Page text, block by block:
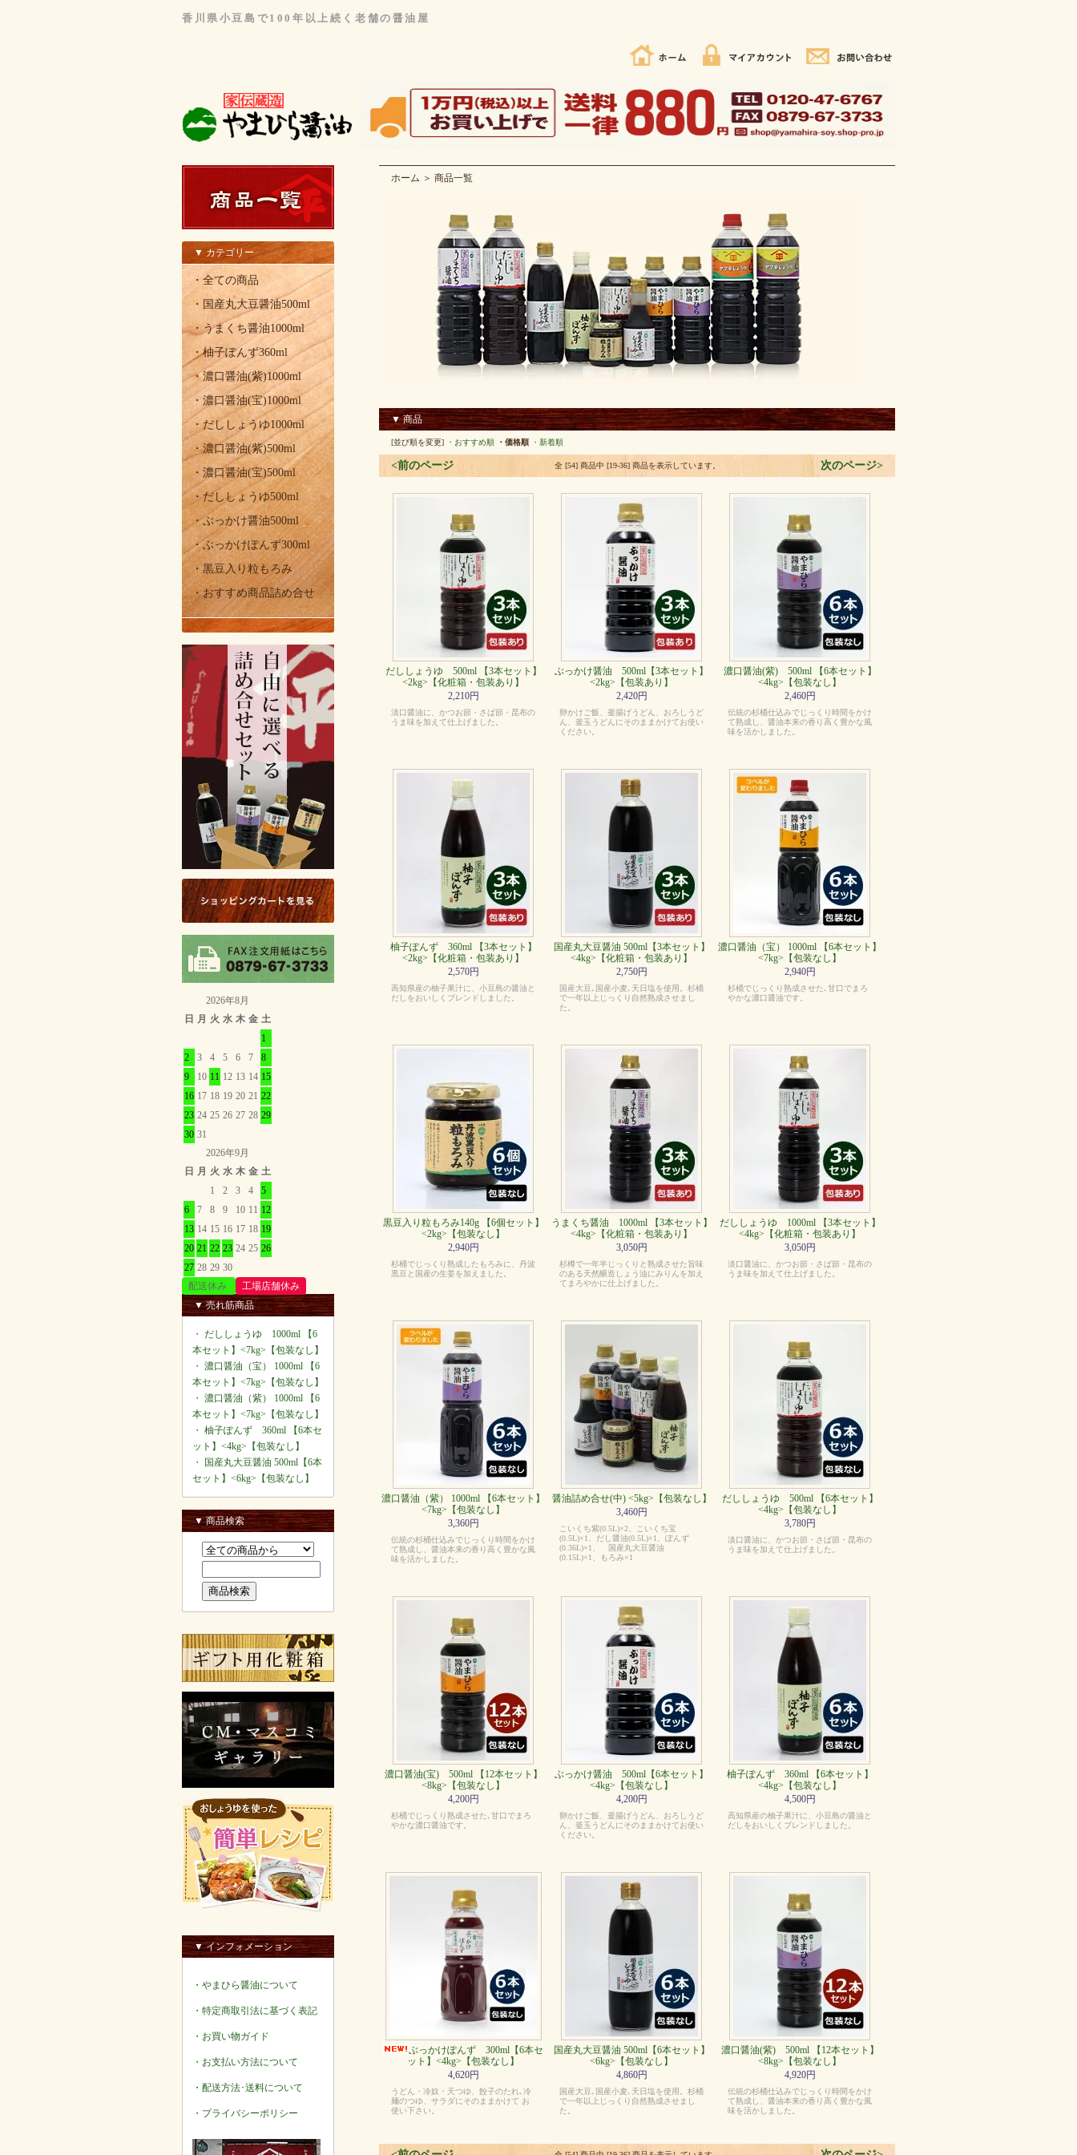
香川県小豆島で100年以上続く老舗の醤油屋
▼ カテゴリー
・全ての商品
・国産丸大豆醤油500ml
・うまくち醤油1000ml
・柚子ぽんず360ml
・濃口醤油(紫)1000ml
・濃口醤油(宝)1000ml
・だししょうゆ1000ml
・濃口醤油(紫)500ml
・濃口醤油(宝)500ml
・だししょうゆ500ml
・ぶっかけ醤油500ml
・ぶっかけぽんず300ml
・黒豆入り粒もろみ
・おすすめ商品詰め合せ
2026年8月
日
月 火 水 木 金 土
1
2
3 4 5 6 7
8
9
10 11 12 13 14 15
16 17 18 19 20 21 22
23 24 25 26 27 28 29
30 31
2026年9月
日
月 火 水 木 金 土
1
2 3 4
5
6
7 8 9 10 11 12
13 14 15 16 17 18 19
20 21 22 23 24 25 26
27 28 29 30
配送休み
工場店舗休み
▼ 売れ筋商品
・ だししょうゆ 1000ml 【6
本セット】<7kg>【包装なし】
・ 濃口醤油（宝） 1000ml 【6
本セット】<7kg>【包装なし】
・ 濃口醤油（紫） 1000ml 【6
本セット】<7kg>【包装なし】
・ 柚子ぽんず 360ml 【6本セ
ット】<4kg>【包装なし】
・
国産丸大豆醤油 500ml【6本
セット】<6kg>【包装なし】
▼ 商品検索
▼ インフォメーション
・やまひら醤油について
・特定商取引法に基づく表記
・お買い物ガイド
・お支払い方法について
・配送方法･送料について
・プライバシーポリシー
ホーム ＞ 商品一覧
▼ 商品
[並び順を変更] ・おすすめ順 ・価格順 ・新着順
<前のページ 全 [54] 商品中 [19-36] 商品を表示しています。 次のページ>
だししょうゆ 500ml 【3本セット】
<2kg>【化粧箱・包装あり】
2,210円
淡口醤油に、かつお節・さば節・昆布の
うま味を加えて仕上げました。
ぶっかけ醤油 500ml【3本セット】
<2kg>【包装あり】
2,420円
卵かけご飯、釜揚げうどん、おろしうど
ん、釜玉うどんにそのままかけてお使い
ください。
濃口醤油(紫) 500ml 【6本セット】
<4kg>【包装なし】
2,460円
伝統の杉桶仕込みでじっくり時間をかけ
て熟成し、醤油本来の香り高く豊かな風
味を活かしました。
柚子ぽんず 360ml 【3本セット】
<2kg>【化粧箱・包装あり】
2,570円
高知県産の柚子果汁に、小豆島の醤油と
だしをおいしくブレンドしました。
国産丸大豆醤油 500ml【3本セット】
<4kg>【化粧箱・包装あり】
2,750円
国産大豆､国産小麦､天日塩を使用。杉桶
で一年以上じっくり自然熟成させまし
た。
濃口醤油（宝） 1000ml 【6本セット】
<7kg>【包装なし】
2,940円
杉桶でじっくり熟成させた､甘口でまろ
やかな濃口醤油です。
黒豆入り粒もろみ140g 【6個セット】
<2kg>【包装なし】
2,940円
杉桶でじっくり熟成したもろみに、丹波
黒豆と国産の生姜を加えました。
うまくち醤油 1000ml 【3本セット】
<4kg>【化粧箱・包装あり】
3,050円
杉樽で一年半じっくりと熟成させた旨味
のある天然醸造しょう油にみりんを加え
てまろやかに仕上げました。
だししょうゆ 1000ml 【3本セット】
<4kg>【化粧箱・包装あり】
3,050円
淡口醤油に、かつお節・さば節・昆布の
うま味を加えて仕上げました。
濃口醤油（紫） 1000ml 【6本セット】
<7kg>【包装なし】
3,360円
伝統の杉桶仕込みでじっくり時間をかけ
て熟成し、醤油本来の香り高く豊かな風
味を活かしました。
醤油詰め合せ(中) <5kg>【包装なし】
3,460円
こいくち紫(0.5L)×2、こいくち宝
(0.5L)×1、だし醤油(0.5L)×1、ぽんず
(0.36L)×1、 国産丸大豆醤油
(0.15L)×1、もろみ×1
だししょうゆ 500ml 【6本セット】
<4kg>【包装なし】
3,780円
淡口醤油に、かつお節・さば節・昆布の
うま味を加えて仕上げました。
濃口醤油(宝) 500ml 【12本セット】
<8kg>【包装なし】
4,200円
杉桶でじっくり熟成させた､甘口でまろ
やかな濃口醤油です。
ぶっかけ醤油 500ml【6本セット】
<4kg>【包装なし】
4,200円
卵かけご飯、釜揚げうどん、おろしうど
ん、釜玉うどんにそのままかけてお使い
ください。
柚子ぽんず 360ml 【6本セット】
<4kg>【包装なし】
4,500円
高知県産の柚子果汁に、小豆島の醤油と
だしをおいしくブレンドしました。
ぶっかけぽんず 300ml【6本セ
ット】<4kg>【包装なし】
4,620円
うどん・冷奴・天つゆ、餃子のたれ､冷
麺のつゆ、サラダにそのままかけて お
使い下さい。
国産丸大豆醤油 500ml【6本セット】
<6kg>【包装なし】
4,860円
国産大豆､国産小麦､天日塩を使用。杉桶
で一年以上じっくり自然熟成させまし
た。
濃口醤油(紫) 500ml 【12本セット】
<8kg>【包装なし】
4,920円
伝統の杉桶仕込みでじっくり時間をかけ
て熟成し、醤油本来の香り高く豊かな風
味を活かしました。